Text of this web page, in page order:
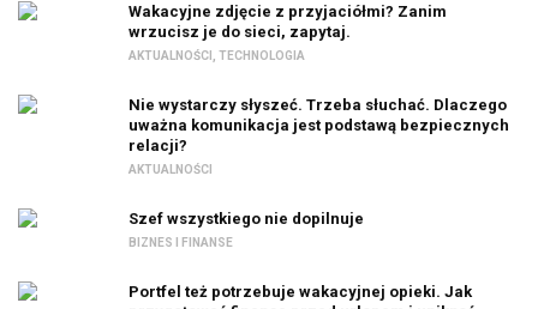
Wakacyjne zdjęcie z przyjaciółmi? Zanim
wrzucisz je do sieci, zapytaj.
AKTUALNOŚCI TECHNOLOGIA
Nie wystarczy słyszeć. Trzeba słuchać. Dlaczego
uważna komunikacja jest podstawą bezpiecznych
relacji?
AKTUALNOŚCI
Szef wszystkiego nie dopilnuje
BIZNES I FINANSE
Portfel też potrzebuje wakacyjnej opieki. Jak